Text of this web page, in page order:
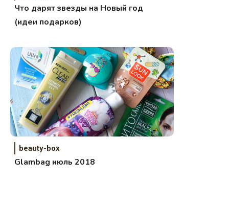
Что дарят звезды на Новый год
(идеи подарков)
beauty-box
Glambag июль 2018